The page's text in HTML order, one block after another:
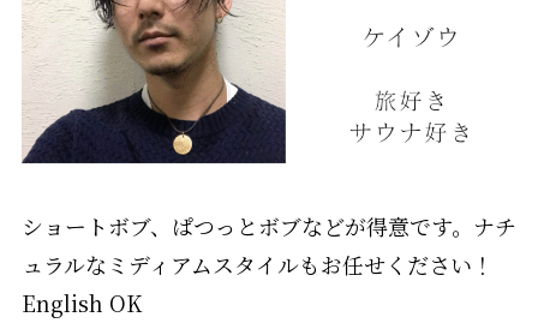
ショートボブ、ぱつっとボブなどが得意です。ナチ
ュラルなミディアムスタイルもお任せください！
English OK